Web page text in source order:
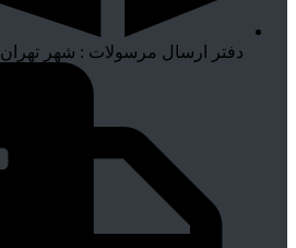
دفتر ارسال مرسولات : شهر تهران